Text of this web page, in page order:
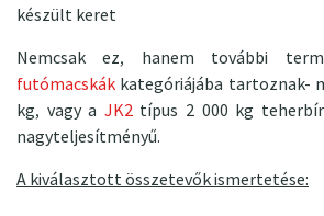
készült keret
Nemcsak ez, hanem további
futómacskák kategóriájába tartoznak-
kg, vagy a JK2típus 2 000 kg
nagyteljesítményű.
A kiválasztott összetevők ismertetése: